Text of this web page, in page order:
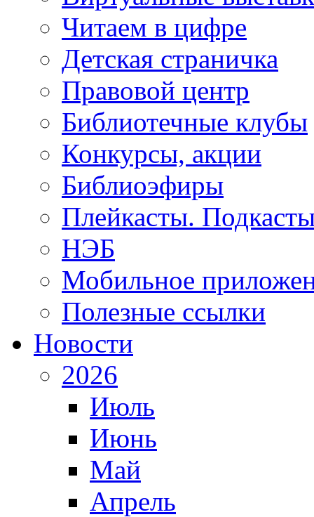
Читаем в цифре
Детская страничка
Правовой центр
Библиотечные клубы
Конкурсы, акции
Библиоэфиры
Плейкасты.
НЭБ
Мобильное
Полезные ссылки
Новости
2026
Июль
Июнь
Май
Апрель